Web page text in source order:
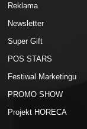
Reklama
Newsletter
Super Gift
POS STARS
Festiwal Marketingu
PROMO SHOW
Projekt HORECA